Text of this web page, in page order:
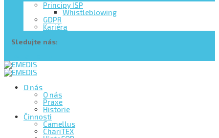
Principy ISP
Whistleblowing
GDPR
Kariéra
Sledujte nás:
O nás
O nás
Praxe
Historie
Činnosti
Camellus
ChariTEX